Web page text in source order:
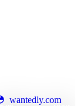
wantedly.com